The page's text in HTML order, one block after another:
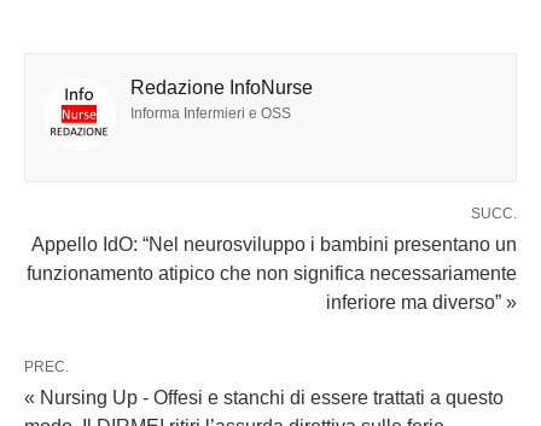
Redazione InfoNurse
Informa Infermieri e OSS
SUCC.
Appello IdO: “Nel neurosviluppo i bambini presentano un
funzionamento atipico che non significa necessariamente
inferiore ma diverso” »
PREC.
« Nursing Up - Offesi e stanchi di essere trattati a questo